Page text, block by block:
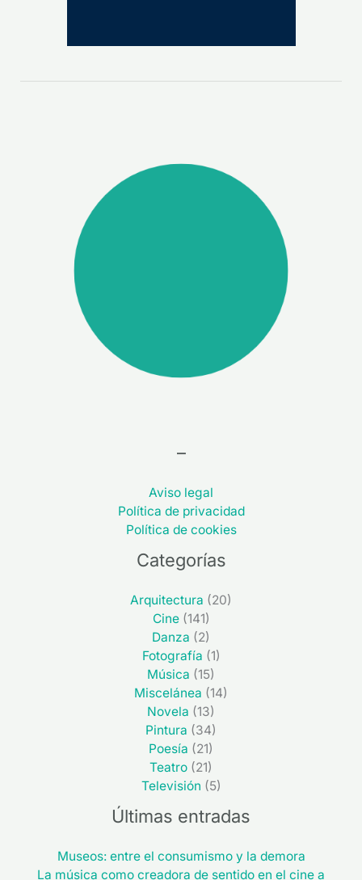
–
Aviso legal
Política de privacidad
Política de cookies
Categorías
Arquitectura (20)
Cine(141)
Danza (2)
Fotografía (1)
Música (15)
Miscelánea (14)
Novela (13)
Pintura (34)
Poesía (21)
Teatro (21)
Televisión (5)
Últimas entradas
Museos: entre el consumismo y la demora
La música como creadora de sentido en el cine a